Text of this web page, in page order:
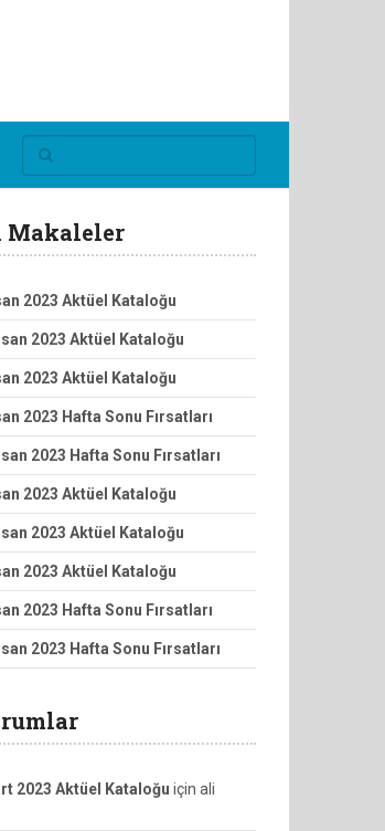
Makaleler
2023 Aktüel Kataloğu
2023 Aktüel Kataloğu
2023 Aktüel Kataloğu
2023 Hafta Sonu Fırsatları
2023 Hafta Sonu Fırsatları
2023 Aktüel Kataloğu
2023 Aktüel Kataloğu
2023 Aktüel Kataloğu
2023 Hafta Sonu Fırsatları
2023 Hafta Sonu Fırsatları
2023 Aktüel Kataloğu için ali